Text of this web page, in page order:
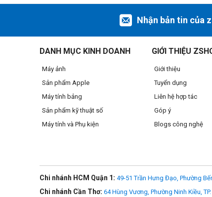
Nhận bản tin của
DANH MỤC KINH DOANH
Máy ảnh
Sản phẩm Apple
Máy tính bảng
Sản phẩm kỹ thuật số
Máy tính và Phụ kiện
GIỚI THIỆU
Giới thiệu
Tuyển dụng
Liên hệ hợp tác
Góp ý
Blogs công nghệ
Chi nhánh HCM Quận 1: 49-51 Trần Hưng Đạo, Phường
Chi nhánh Cần Thơ: 64 Hùng Vương, Phường Ninh Kiều,